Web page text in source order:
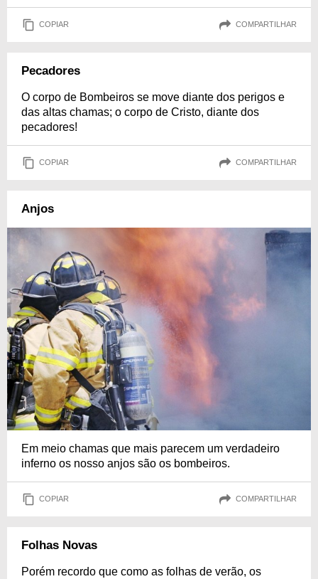
COPIAR COMPARTILHAR
Pecadores
O corpo de Bombeiros se move diante dos perigos e
das altas chamas; o corpo de Cristo, diante dos
pecadores!
COPIAR COMPARTILHAR
Anjos
Em meio chamas que mais parecem um verdadeiro
inferno os nosso anjos são os bombeiros.
COPIAR COMPARTILHAR
Folhas Novas
Porém recordo que como as folhas de verão, os